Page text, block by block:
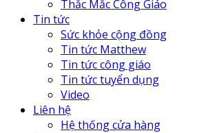
Thắc Mắc Công Giáo
Tin tức
Sức khỏe cộng đồng
Tin tức Matthew
Tin tức công giáo
Tin tức tuyển dụng
Video
Liên hệ
Hệ thống cửa hàng